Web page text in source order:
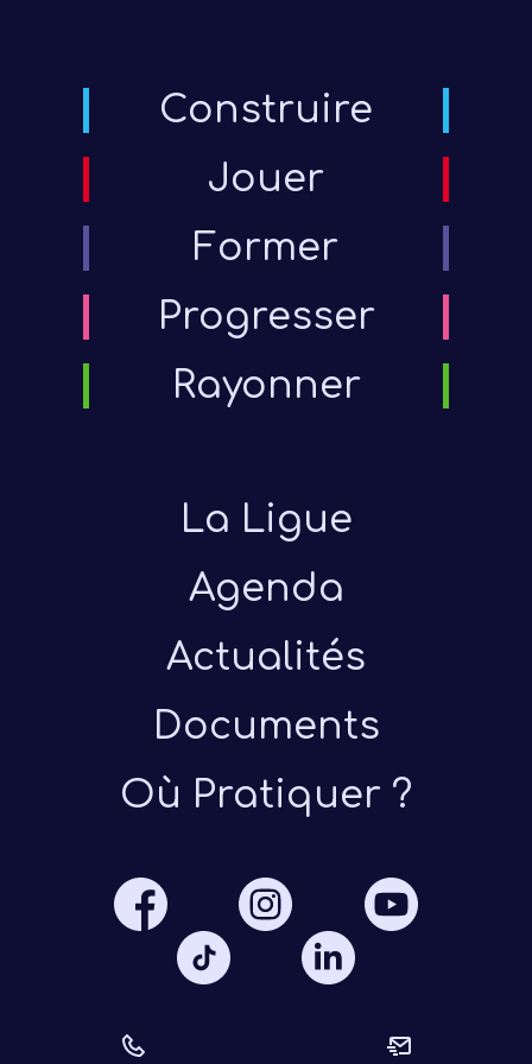
Construire
Jouer
Former
Progresser
Rayonner
La Ligue
Agenda
Actualités
Documents
Où Pratiquer ?